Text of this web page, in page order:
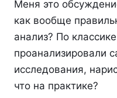
Меня это
как вообще
анализ? По
проанализировали
исследования,
что на практике?